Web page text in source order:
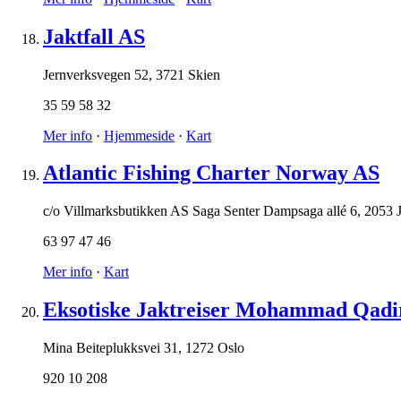
Jaktfall AS
Jernverksvegen 52, 3721 Skien
35 59 58 32
Mer info · Hjemmeside · Kart
Atlantic Fishing Charter Norway AS
c/o Villmarksbutikken AS Saga Senter Dampsaga allé 6, 2053
63 97 47 46
Mer info · Kart
Eksotiske Jaktreiser Mohammad
Mina Beiteplukksvei 31 , 1272 Oslo
920 10 208